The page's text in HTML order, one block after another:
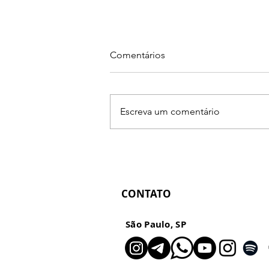
Comentários
Escreva um comentário
CONTATO
São Paulo, SP